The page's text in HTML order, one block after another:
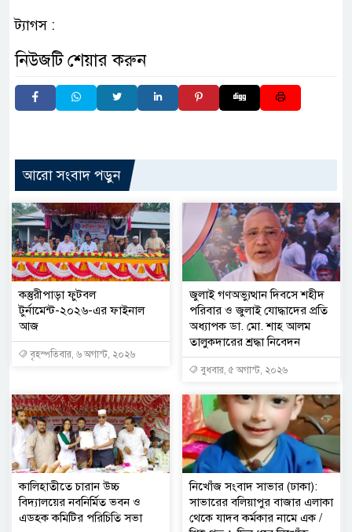
ট্যাগস :
নিউজটি শেয়ার করুন
আরো সংবাদ পড়ুন
কস্তুরীপাড়া ফুটবল
টুর্নামেন্ট-২০২৬-এর ফাইনাল
আজ
বৃহস্পতিবার, ৬ অগাস্ট, ২০২৬
জুলাই গণঅভ্যুত্থান দিবসে শহীদ
পরিবার ও জুলাই যোদ্ধাদের প্রতি
অধ্যাপক ডা. মো. শাহ আলম
তালুকদারের শ্রদ্ধা নিবেদন
বুধবার, ৫ অগাস্ট, ২০২৬
কালিহাতীতে চারান উচ্চ
বিদ্যালয়ের নবনির্মিত ভবন ও
এডহক কমিটির পরিচিতি সভা
নিখোঁজ সংবাদ সাভার (ঢাকা):
সাভারের বলিয়াপুর বাজার এলাকা
থেকে যাদব কর্মকার নামে এক /